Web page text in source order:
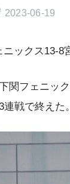
2023-06-19
ニックス13-
関フェニッ
戦で終えた。